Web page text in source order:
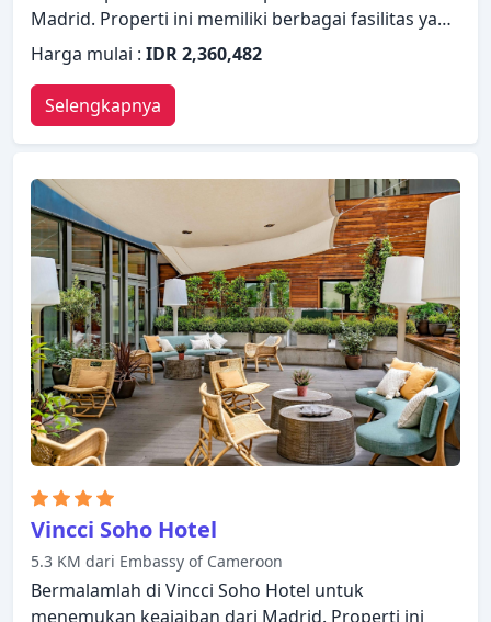
tawarkan dengan membuat Urban Hotel sebagai
tempat persinggahan Anda.
Madrid. Properti ini memiliki berbagai fasilitas yang
membuat pengalaman menginap Anda
menyenangkan. Layanan kamar 24 jam, WiFi gratis
di semua kamar, layanan kebersihan harian,
resepsionis 24 jam, penyimpanan barang dapat
ditemukan di hotel ini. Kamar dilengkapi dengan
segala fasilitas yang Anda butuhkan untuk
bermalam dengan nyaman. Di beberapa kamar
terdapat televisi layar datar, sandal, sofa, handuk,
akses internet WiFi (gratis). Akses ke pusat
kebugaran, kolam renang luar ruangan di hotel
akan meningkatkan kepuasan menginap Anda.
Hotel Villa Real menggabungkan keramahan yang
hangat dengan suasana yang indah untuk
membuat kunjungan Anda di Madrid tak
terlupakan.
Harga mulai : IDR 2,360,482
Selengkapnya
Vincci Soho Hotel
5.3 KM dari Embassy of Cameroon
Bermalamlah di Vincci Soho Hotel untuk
menemukan keajaiban dari Madrid. Properti ini